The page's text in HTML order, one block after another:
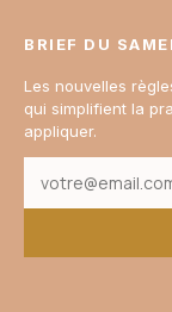
BRIEF DU
Les nouvelles
qui simplifient la
appliquer.